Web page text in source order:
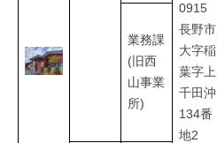
0915
長野市
大字稲
葉字上
千田沖
134番
地2
業務課
(旧西
山事業
所)